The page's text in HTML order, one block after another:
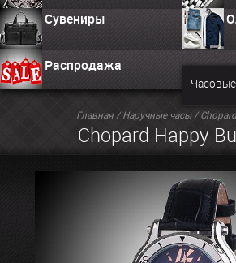
Сувениры
Распродажа
Главная/Наручные часы/Chopard
Chopard Happy